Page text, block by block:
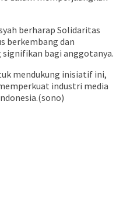
berharap Solidaritas
berkembang dan
bagi anggotanya.
mendukung inisiatif ini,
industri media